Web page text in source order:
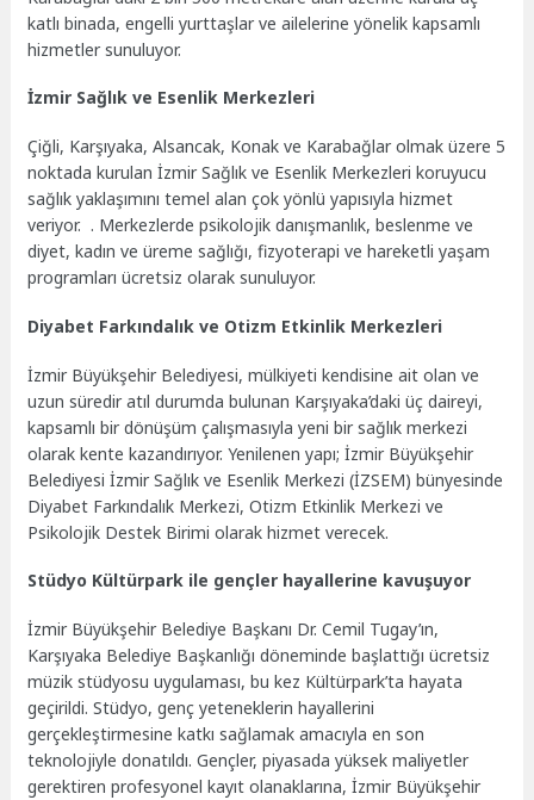
katlı binada, engelli yurttaşlar ve ailelerine yönelik kapsamlı
hizmetler sunuluyor.
İzmir Sağlık ve Esenlik Merkezleri
Çiğli, Karşıyaka, Alsancak, Konak ve Karabağlar olmak üzere 5
noktada kurulan İzmir Sağlık ve Esenlik Merkezleri koruyucu
sağlık yaklaşımını temel alan çok yönlü yapısıyla hizmet
veriyor. . Merkezlerde psikolojik danışmanlık, beslenme ve
diyet, kadın ve üreme sağlığı, fizyoterapi ve hareketli yaşam
programları ücretsiz olarak sunuluyor.
Diyabet Farkındalık ve Otizm Etkinlik Merkezleri
İzmir Büyükşehir Belediyesi, mülkiyeti kendisine ait olan ve
uzun süredir atıl durumda bulunan Karşıyaka’daki üç daireyi,
kapsamlı bir dönüşüm çalışmasıyla yeni bir sağlık merkezi
olarak kente kazandırıyor. Yenilenen yapı; İzmir Büyükşehir
Belediyesi İzmir Sağlık ve Esenlik Merkezi (İZSEM) bünyesinde
Diyabet Farkındalık Merkezi, Otizm Etkinlik Merkezi ve
Psikolojik Destek Birimi olarak hizmet verecek.
Stüdyo Kültürpark ile gençler hayallerine kavuşuyor
İzmir Büyükşehir Belediye Başkanı Dr. Cemil Tugay’ın,
Karşıyaka Belediye Başkanlığı döneminde başlattığı ücretsiz
müzik stüdyosu uygulaması, bu kez Kültürpark’ta hayata
geçirildi. Stüdyo, genç yeteneklerin hayallerini
gerçekleştirmesine katkı sağlamak amacıyla en son
teknolojiyle donatıldı. Gençler, piyasada yüksek maliyetler
gerektiren profesyonel kayıt olanaklarına, İzmir Büyükşehir